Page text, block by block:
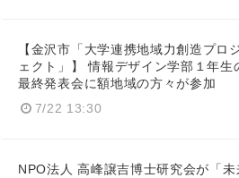
【金沢市「大学連携地域力創造プロ
ェクト」】 情報デザイン学部１年生
最終発表会に額地域の方々が参加
7/22 13:30
NPO法人 高峰譲吉博士研究会が「未